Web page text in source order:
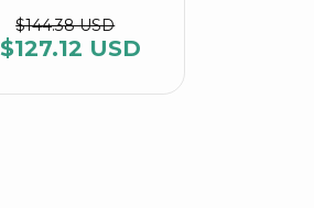
$144.38 USD
$127.12 USD